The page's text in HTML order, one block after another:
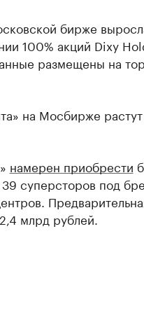
бирже
100% акций Dixy
размещены на
на Мосбирже растут
намерен приобрести
суперсторов под
млрд рублей.